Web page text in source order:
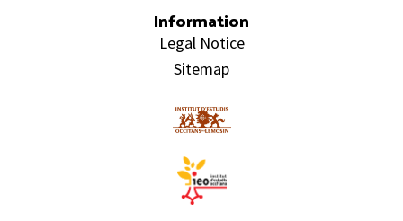
Information
Legal Notice
Sitemap